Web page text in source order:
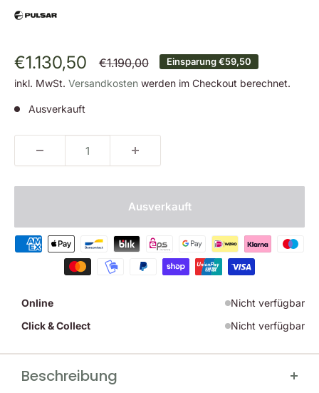
Sonderpreis
€1.130,50 Normalpreis
€1.190,00 Einsparung€59,50
inkl. MwSt. Versandkosten werden im Checkout berechnet.
Ausverkauft
Ausverkauft
Online
Nicht verfügbar
Click & Collect
Nicht verfügbar
Beschreibung